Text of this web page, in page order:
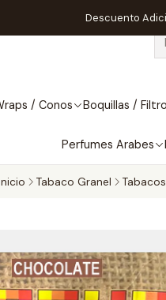
/ Conos Boquillas /
Perfumes Arabes
Descuento
Tabaco Granel